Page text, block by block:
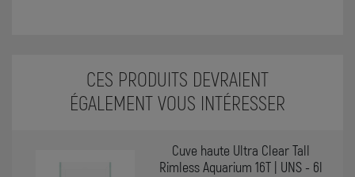
CES PRODUITS DEVRAIENT
ÉGALEMENT VOUS INTÉRESSER
Cuve haute Ultra Clear Tall
Rimless Aquarium 16T | UNS - 6l